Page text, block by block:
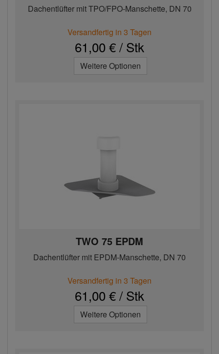
Dachentlüfter mit TPO/FPO-Manschette, DN 70
Versandfertig in 3 Tagen
61,00 € / Stk
Weitere Optionen
TWO 75 EPDM
Dachentlüfter mit EPDM-Manschette, DN 70
Versandfertig in 3 Tagen
61,00 € / Stk
Weitere Optionen